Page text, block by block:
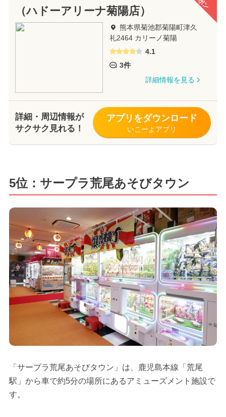
（ハドーアリーナ菊陽店）
熊本県菊池郡菊陽町津久
礼2464 カリーノ菊陽
4.1
3件
詳細情報を見る
詳細・周辺情報が
サクサク見れる！
アプリをダウンロード
いこーよアプリ
5位：サープラ荒尾あそびタウン
「サープラ荒尾あそびタウン」は、鹿児島本線「荒尾
駅」から車で約5分の場所にあるアミューズメント施設で
す。